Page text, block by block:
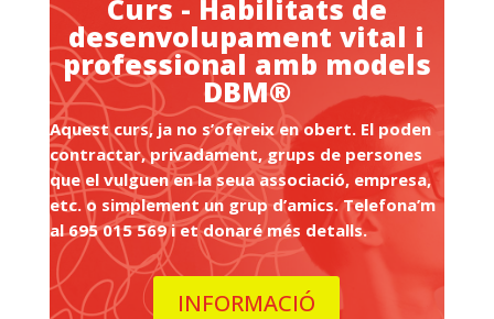
Curs - Habilitats de
desenvolupament vital i
professional amb models
DBM®
Aquest curs, ja no s’ofereix en obert. El poden
contractar, privadament, grups de persones
que el vulguen en la seua associació, empresa,
etc. o simplement un grup d’amics. Telefona’m
al 695 015 569 i et donaré més detalls.
INFORMACIÓ